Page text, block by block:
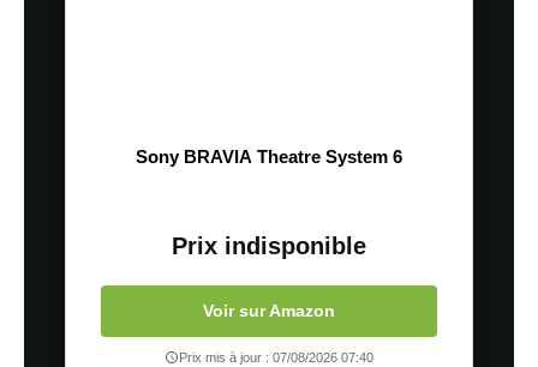
Sony BRAVIA Theatre System 6
Prix indisponible
Voir sur Amazon
Prix mis à jour : 07/08/2026 07:40